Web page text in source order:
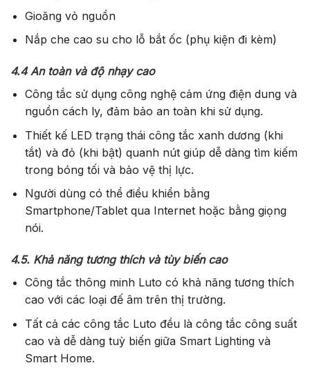
Gioăng vỏ nguồn
Nắp che cao su cho lỗ bắt ốc (phụ kiện đi kèm)
4.4 An toàn và độ nhạy cao
Công tắc sử dụng công nghệ cảm ứng điện dung và
nguồn cách ly, đảm bảo an toàn khi sử dụng.
Thiết kế LED trạng thái công tắc xanh dương (khi
tắt) và đỏ (khi bật) quanh nút giúp dễ dàng tìm kiếm
trong bóng tối và bảo vệ thị lực.
Người dùng có thể điều khiển bằng
Smartphone/Tablet qua Internet hoặc bằng giọng
nói.
4.5. Khả năng tương thích và tùy biến cao
Công tắc thông minh Luto có khả năng tương thích
cao với các loại đế âm trên thị trường.
Tất cả các công tắc Luto đều là công tắc công suất
cao và dễ dàng tuỳ biến giữa Smart Lighting và
Smart Home.